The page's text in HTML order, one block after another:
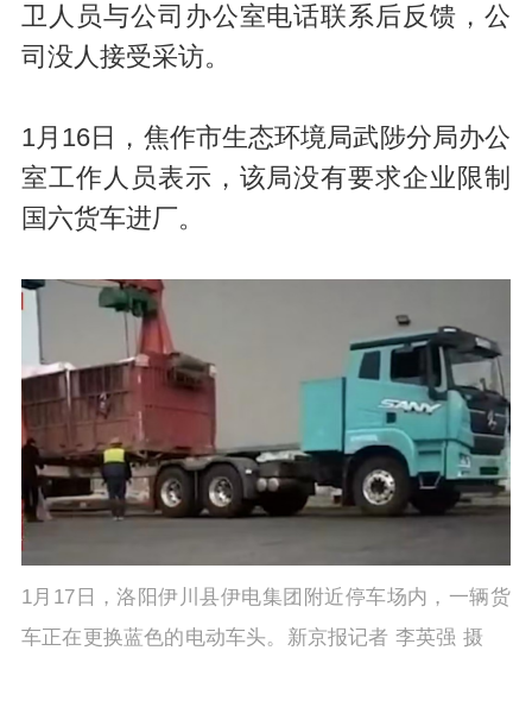
卫人员与公司办公室电话联系后反馈，公
司没人接受采访。
1月16日，焦作市生态环境局武陟分局办公
室工作人员表示，该局没有要求企业限制
国六货车进厂。
1月17日，洛阳伊川县伊电集团附近停车场内，一辆货
车正在更换蓝色的电动车头。新京报记者 李英强 摄